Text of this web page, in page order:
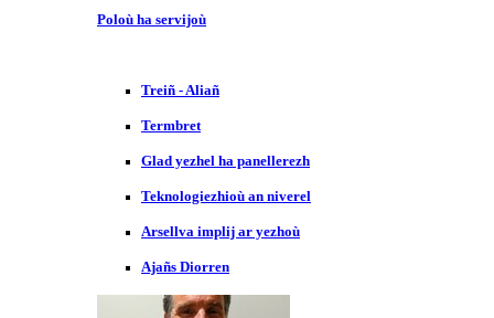
Poloù ha servijoù
Treiñ - Aliañ
Termbret
Glad yezhel ha panellerezh
Teknologiezhioù an niverel
Arsellva implij ar yezhoù
Ajañs Diorren